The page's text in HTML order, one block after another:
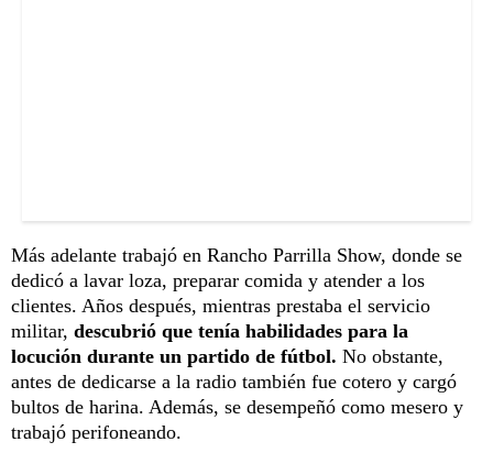
Más adelante trabajó en Rancho Parrilla Show, donde se
dedicó a lavar loza, preparar comida y atender a los
clientes. Años después, mientras prestaba el servicio
militar, descubrió que tenía habilidades para la
locución durante un partido de fútbol. No obstante,
antes de dedicarse a la radio también fue cotero y cargó
bultos de harina. Además, se desempeñó como mesero y
trabajó perifoneando.